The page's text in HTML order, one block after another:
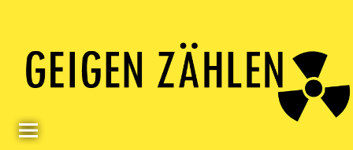
contentGeigerzähler